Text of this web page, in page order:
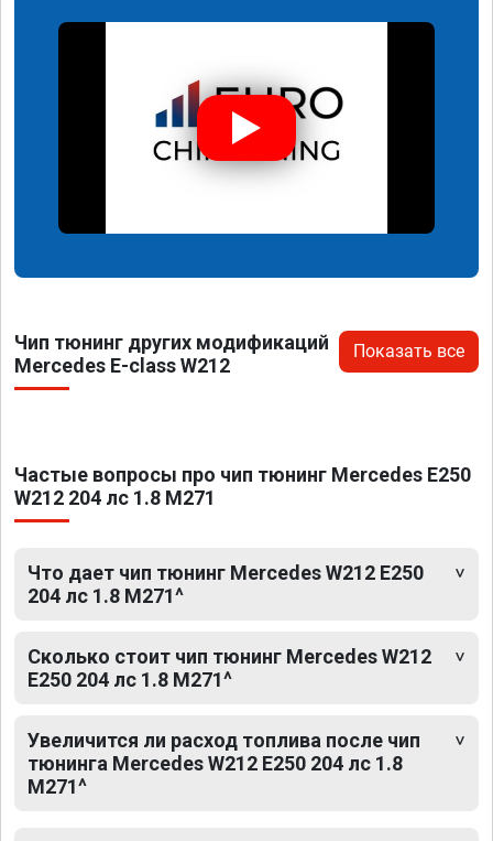
Чип тюнинг других модификаций
Mercedes E-class W212
Показать все
Частые вопросы про чип тюнинг Mercedes E250
W212 204 лс 1.8 M271
Что дает чип тюнинг Mercedes W212 E250
204 лс 1.8 M271^
Сколько стоит чип тюнинг Mercedes W212
E250 204 лс 1.8 M271^
Увеличится ли расход топлива после чип
тюнинга Mercedes W212 E250 204 лс 1.8
M271^